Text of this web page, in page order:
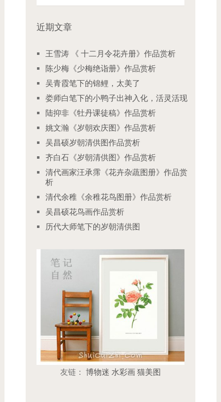
近期文章
王雪涛 《 十二月令花卉册》作品赏析
陈少梅《少梅绝诣册》作品赏析
吴青霞笔下的锦鲤，太美了
娄师白笔下的小鸭子出神入化，活灵活现
陆抑非《牡丹课徒稿》作品赏析
姚文瀚《岁朝欢庆图》作品赏析
吴昌硕岁朝清供图作品赏析
齐白石《岁朝清供图》作品赏析
清代画家汪承霈《花卉杂蔬图册》作品赏
析
清代余稚《余稚花鸟图册》作品赏析
吴昌硕花鸟画作品赏析
历代大师笔下的岁朝清供图
友链： 博物迷 水彩画 猫美图